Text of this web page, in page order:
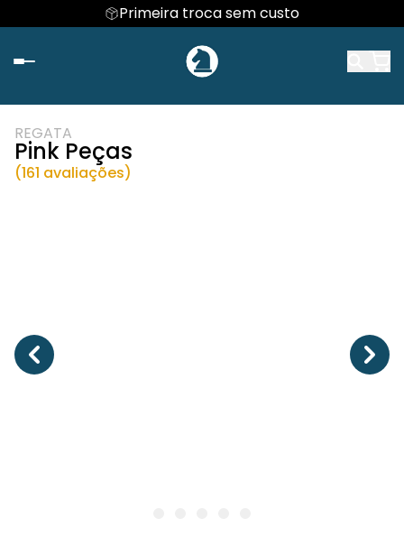
Primeira troca sem custo
REGATA
Pink Peças
(161 avaliações)